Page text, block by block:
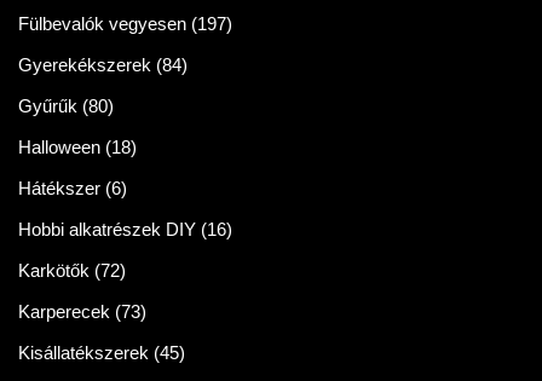
Fülbevalók vegyesen (197)
Gyerekékszerek (84)
Gyűrűk (80)
Halloween (18)
Hátékszer (6)
Hobbi alkatrészek DIY (16)
Karkötők (72)
Karperecek (73)
Kisállatékszerek (45)